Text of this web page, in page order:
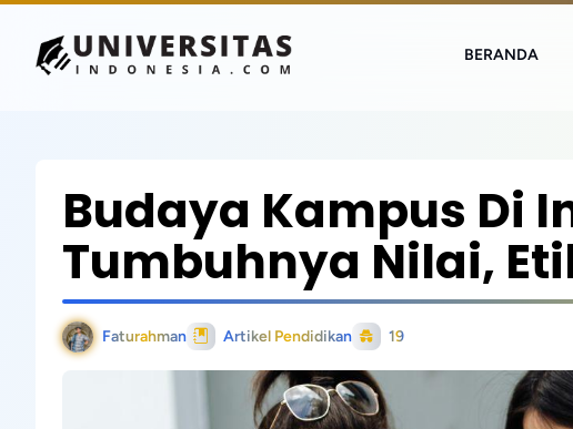
BERANDA
Budaya Kampus Di
Tumbuhnya Nilai,
Faturahman Artikel Pendidikan 19